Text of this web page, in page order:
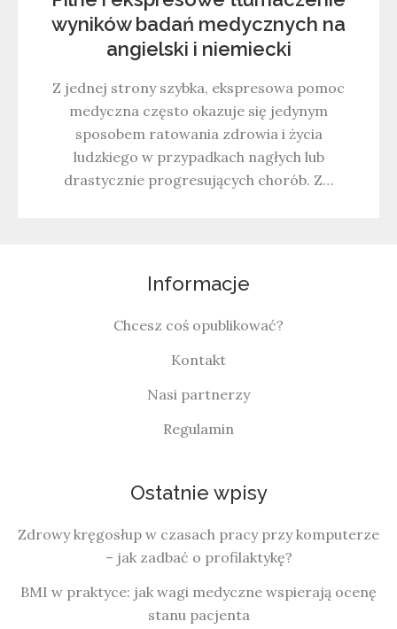
wyników badań medycznych na
angielski i niemiecki
Z jednej strony szybka, ekspresowa pomoc
medyczna często okazuje się jedynym
sposobem ratowania zdrowia i życia
ludzkiego w przypadkach nagłych lub
drastycznie progresujących chorób. Z…
Informacje
Chcesz coś opublikować?
Kontakt
Nasi partnerzy
Regulamin
Ostatnie wpisy
Zdrowy kręgosłup w czasach pracy przy komputerze
– jak zadbać o profilaktykę?
BMI w praktyce: jak wagi medyczne wspierają ocenę
stanu pacjenta